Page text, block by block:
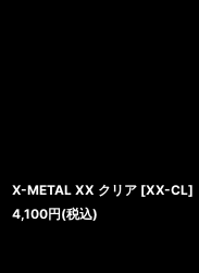
X-METAL XX クリア [XX-CL]
4,100円(税込)